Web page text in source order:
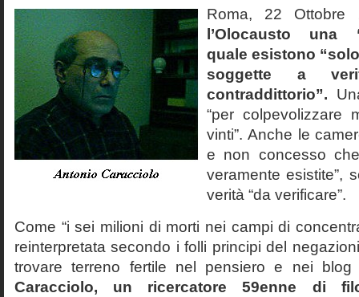
Roma, 22
l’Olocausto una
quale esistono
soggette a
contraddittorio”.
“per colpevolizzare
vinti”. Anche le
e non concesso
veramente esistite”,
verità “da verificare”.
Come “i sei milioni di morti nei campi di
reinterpretata secondo i folli principi del
trovare terreno fertile nel pensiero e nei
Caracciolo, un ricercatore 59enne di